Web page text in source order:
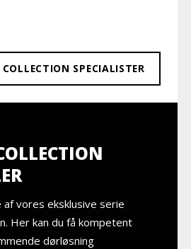
SPECIALISTER
vores eksklusive serie
Her kan du få kompetent
dørløsning